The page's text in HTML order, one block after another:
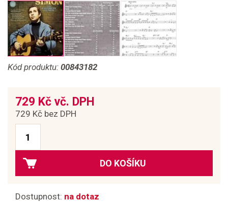
Kód produktu: 00843182
729 Kč vč. DPH
729 Kč bez DPH
DO KOŠÍKU
Dostupnost: na dotaz